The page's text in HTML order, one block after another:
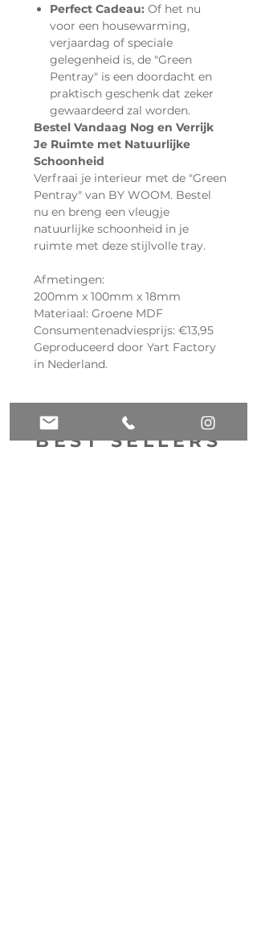
Perfect Cadeau: Of het nu
voor een housewarming,
verjaardag of speciale
gelegenheid is, de "Green
Pentray" is een doordacht en
praktisch geschenk dat zeker
gewaardeerd zal worden.
Bestel Vandaag Nog en Verrijk
Je Ruimte met Natuurlijke
Schoonheid
Verfraai je interieur met de "Green
Pentray" van BY WOOM. Bestel
nu en breng een vleugje
natuurlijke schoonheid in je
ruimte met deze stijlvolle tray.
Afmetingen:
200mm x 100mm x 18mm
Materiaal: Groene MDF
Consumentenadviesprijs: €13,95
Geproduceerd door Yart Factory
in Nederland.
BEST SELLERS